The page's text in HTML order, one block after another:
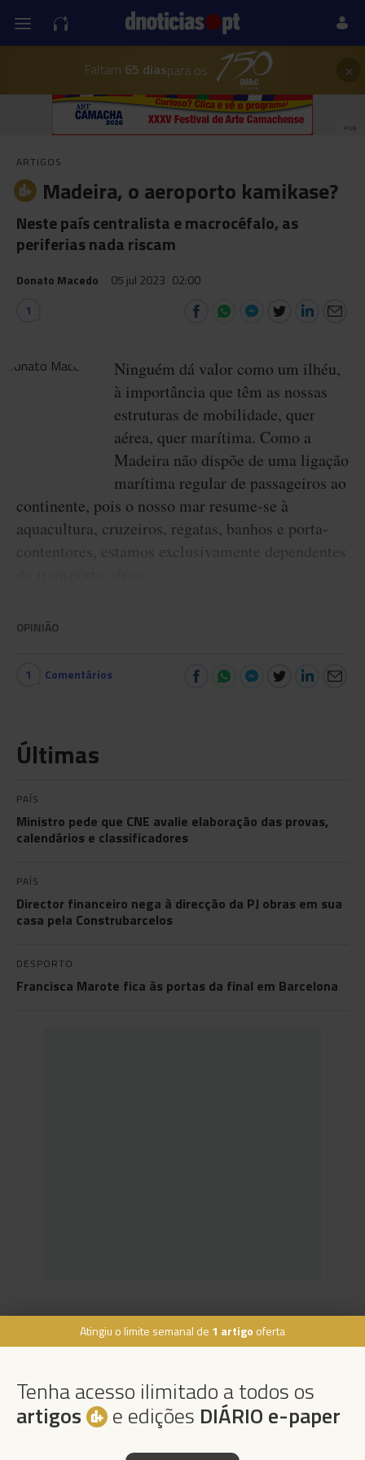
Faltam 65 diaspara os ×
PUB
ARTIGOS
Madeira, o aeroporto kamikase?
Neste país centralista e macrocéfalo, as
periferias nada riscam
Donato Macedo 05 jul 2023 02:00
1
Ninguém dá valor como um ilhéu,
à importância que têm as nossas
estruturas de mobilidade, quer
aérea, quer marítima. Como a
Madeira não dispõe de uma ligação
marítima regular de passageiros ao
continente, pois o nosso mar resume-se à
aquacultura, cruzeiros, regatas, banhos e porta-
contentores, estamos exclusivamente dependentes
Atingiu o limite semanal de 1 artigo oferta
Tenha acesso ilimitado a todos os
artigos e edições DIÁRIO e-paper
OPINIÃO
1 Comentários
Últimas
PAÍS
Ministro pede que CNE avalie elaboração das provas,
calendários e classificadores
PAÍS
Director financeiro nega à direcção da PJ obras em sua
casa pela Construbarcelos
DESPORTO
Francisca Marote fica às portas da final em Barcelona
291 202 300
Instale a nossa App
Podcasts ×